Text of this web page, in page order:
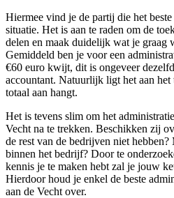
Hiermee vind je de partij die het
situatie. Het is aan te raden om de
delen en maak duidelijk wat je graag
Gemiddeld ben je voor een
€60 euro kwijt, dit is ongeveer
accountant. Natuurlijk ligt het aan
totaal aan hangt.
Het is tevens slim om het
Vecht na te trekken. Beschikken zij
de rest van de bedrijven niet
binnen het bedrijf? Door te
kennis je te maken hebt zal je jouw
Hierdoor houd je enkel de beste
aan de Vecht over.